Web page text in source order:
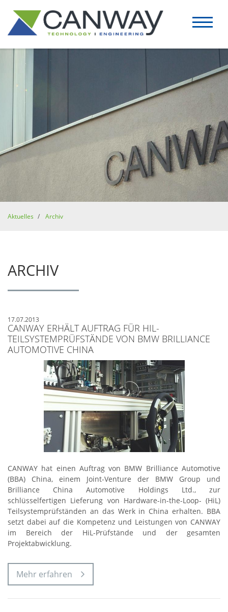
Aktuelles Archiv
ARCHIV
17.07.2013
CANWAY ERHÄLT AUFTRAG FÜR HIL-
TEILSYSTEMPRÜFSTÄNDE VON BMW BRILLIANCE
AUTOMOTIVE CHINA
CANWAY hat einen Auftrag von BMW Brilliance Automotive
(BBA) China, einem Joint-Venture der BMW Group und
Brilliance China Automotive Holdings Ltd., zur
schlüsselfertigen Lieferung von Hardware-in-the-Loop- (HiL)
Teilsystemprüfständen an das Werk in China erhalten. BBA
setzt dabei auf die Kompetenz und Leistungen von CANWAY
im Bereich der HiL-Prüfstände und der gesamten
Projektabwicklung.
Mehr erfahren